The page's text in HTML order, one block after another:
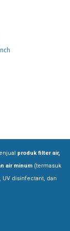
produk filter air,
air minum (termasuk
disinfectant, dan